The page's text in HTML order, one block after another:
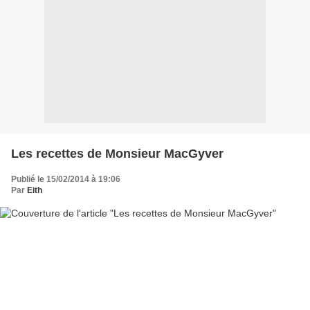
Les recettes de Monsieur MacGyver
Publié le 15/02/2014 à 19:06
Par Eith